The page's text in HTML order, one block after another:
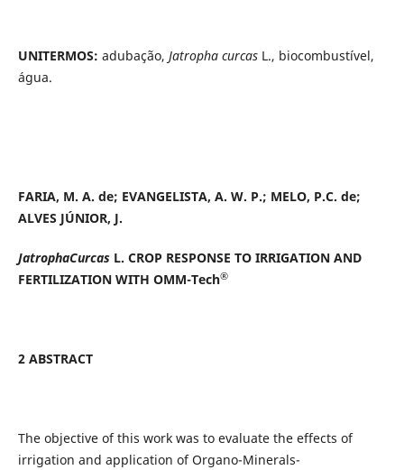
UNITERMOS: adubação, Jatropha curcasL., biocombustível,
água.
FARIA, M. A. de; EVANGELISTA, A. W. P.; MELO, P.C. de;
ALVES JÚNIOR, J.
JatrophaCurcasL. CROP RESPONSE TO IRRIGATION AND
FERTILIZATION WITH OMM-Tech®
2 ABSTRACT
The objective of this work was to evaluate the effects of
irrigation and application of Organo-Minerals-